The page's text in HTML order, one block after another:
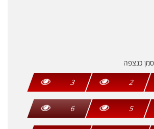
כנצפה
2
3
5
6